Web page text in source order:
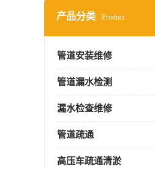
产品分类 Product
管道安装维修
管道漏水检测
漏水检查维修
管道疏通
高压车疏通清淤